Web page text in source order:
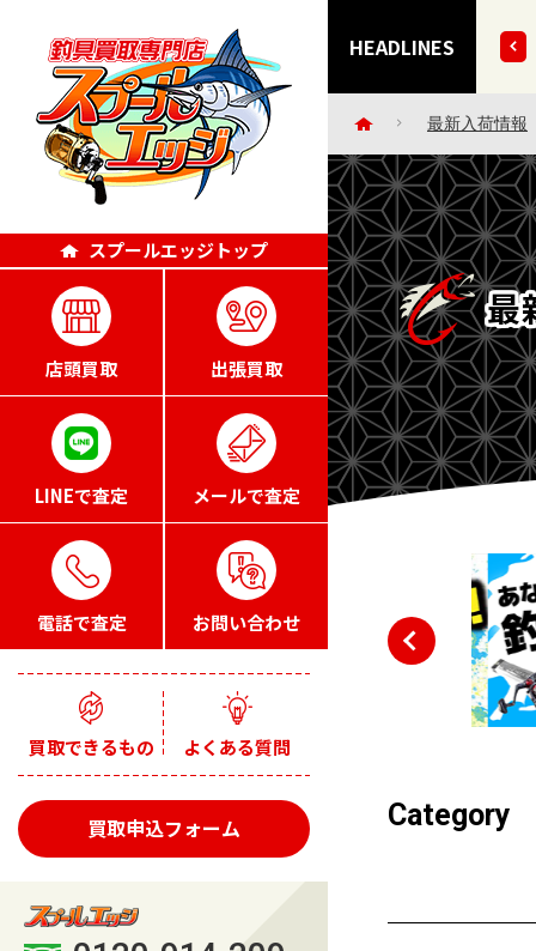
スプールエッジトップ
店頭買取 出張買取
LINEで査定 メールで査定
電話で査定 お問い合わせ
買取できるもの よくある質問
買取申込フォーム
HEADLINES
ずにごめんなさい・・。」エッジポイント4倍キャンペー
最新入荷情報
最
Category